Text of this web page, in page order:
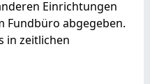
Einrichtungen
Fundbüro abgegeben.
in zeitlichen